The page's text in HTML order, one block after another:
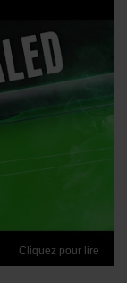
Cliquez pour lire